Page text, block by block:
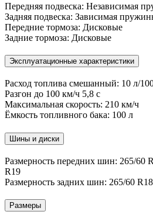
Передняя подвеска: Независимая
Задняя подвеска: Зависимая
Передние тормоза: Дисковые
Задние тормоза: Дисковые
Эксплуатационные характеристики
Расход топлива смешанный: 10 л/
Разгон до 100 км/ч 5,8 с
Максимальная скорость: 210 км/ч
Ёмкость топливного бака: 100 л
Шины и диски
Размерность передних шин: 265/60
R19
Размерность задних шин: 265/60 R18
Размеры